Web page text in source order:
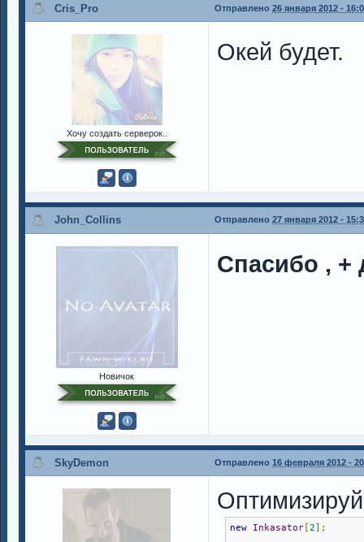
Cris_Pro Отправлено 26 января 2012 -
Хочу создать серверок..
Окей будет.
John_Collins Отправлено 27 января 2012 -
Новичок
Спасибо , +
SkyDemon Отправлено 16 февраля 2012 -
new Inkasator 2 ];